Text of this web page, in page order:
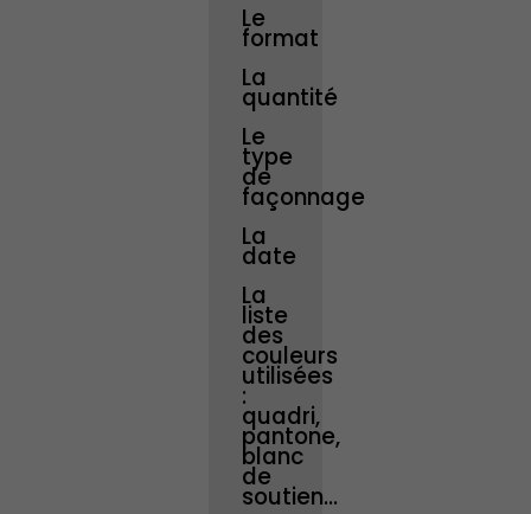
Le
format
La
quantité
Le
type
de
façonnage
La
date
La
liste
des
couleurs
utilisées
:
quadri,
pantone,
blanc
de
soutien...